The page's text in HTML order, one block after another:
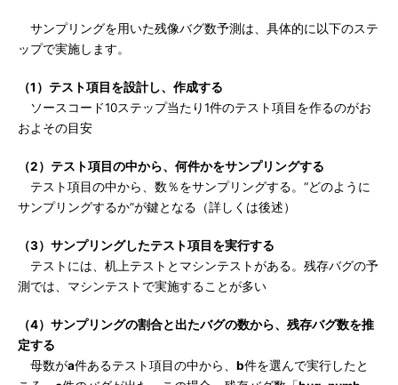
サンプリングを用いた残像バグ数予測は、具体的に以下のステ
ップで実施します。
（1）テスト項目を設計し、作成する
ソースコード10ステップ当たり1件のテスト項目を作るのがお
およその目安
（2）テスト項目の中から、何件かをサンプリングする
テスト項目の中から、数％をサンプリングする。“どのように
サンプリングするか”が鍵となる（詳しくは後述）
（3）サンプリングしたテスト項目を実行する
テストには、机上テストとマシンテストがある。残存バグの予
測では、マシンテストで実施することが多い
（4）サンプリングの割合と出たバグの数から、残存バグ数を推
定する
母数がa件あるテスト項目の中から、 b件を選んで実行したと